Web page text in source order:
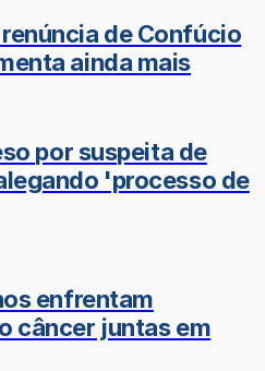
de Confúcio
ainda mais
por suspeita de
'processo de
enfrentam
câncer juntas em